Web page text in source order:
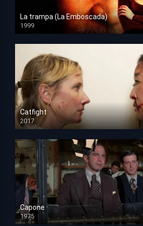
La trampa (La Emboscada)
1999
HD 1080p
Catfight
2017
HD 720p
Capone
1975
HD 1080p